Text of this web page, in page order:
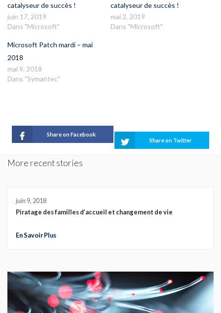
catalyseur de succès !
juin 17, 2019
Dans "Microsoft"
catalyseur de succès !
mai 2, 2019
Dans "Microsoft"
Microsoft Patch mardi – mai
2018
mai 9, 2018
Dans "Symantec"
Share on Facebook
Share on Twitter
More recent stories
juin 9, 2018
Piratage des familles d’accueil et changement de vie
En Savoir Plus